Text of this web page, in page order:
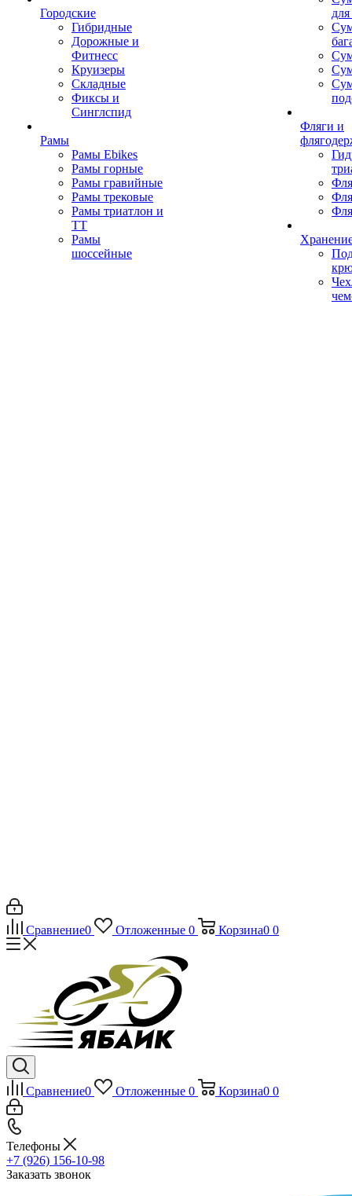
Городские
Гибридные
Дорожные и
Фитнесс
Круизеры
Складные
Фиксы и
Синглспид
Рамы
Рамы Ebikes
Рамы горные
Рамы гравийные
Рамы трековые
Рамы триатлон и
ТТ
Рамы
шоссейные
Фляги и
Сравнение0 Отложенные 0 Корзина0 0
Сравнение0 Отложенные 0 Корзина0 0
Телефоны
+7 (926) 156-10-98
Заказать звонок